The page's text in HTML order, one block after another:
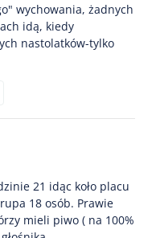
wychowania, żadnych
idą, kiedy
nastolatków-tylko
21 idąc koło placu
18 osób. Prawie
mieli piwo ( na 100%